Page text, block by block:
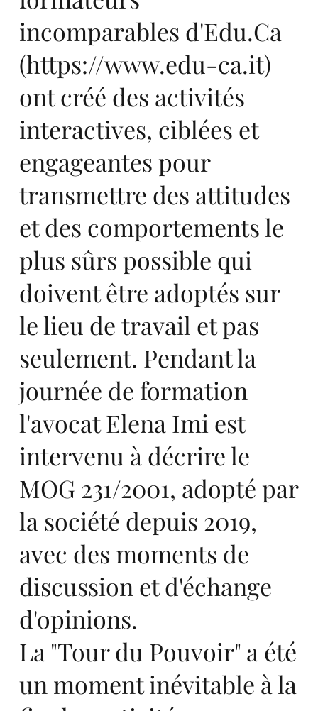
incomparables d'Edu.Ca
(https://www.edu-ca.it)
ont créé des activités
interactives, ciblées et
engageantes pour
transmettre des attitudes
et des comportements le
plus sûrs possible qui
doivent être adoptés sur
le lieu de travail et pas
seulement. Pendant la
journée de formation
l'avocat Elena Imi est
intervenu à décrire le
MOG 231/2001, adopté par
la société depuis 2019,
avec des moments de
discussion et d'échange
d'opinions.
La "Tour du Pouvoir" a été
un moment inévitable à la
st
in
Eu
ro
pe,